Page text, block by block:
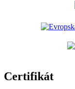
Certifikát